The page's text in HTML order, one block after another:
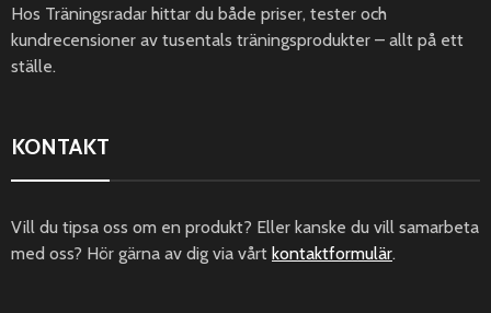
Hos Träningsradar hittar du både priser, tester och
kundrecensioner av tusentals träningsprodukter – allt på ett
ställe.
KONTAKT
Vill du tipsa oss om en produkt? Eller kanske du vill samarbeta
med oss? Hör gärna av dig via vårt kontaktformulär.